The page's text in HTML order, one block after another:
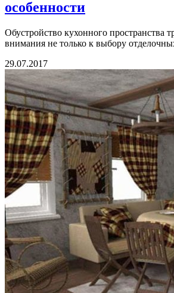
особенности
Обустройство кухонного пространства
внимания не только к выбору
29.07.2017